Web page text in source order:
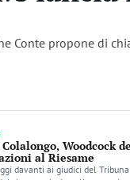
Conte propone di
Woodcock
al Riesame
davanti ai giudici del